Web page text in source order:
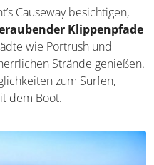
spektakulärsten
können Besucher nicht
Causeway besichtigen,
Küstenstädte wie
und die herrlichen